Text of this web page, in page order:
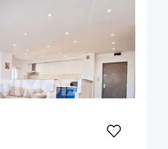
COMISION 50%
Grivitei
7
Etaj